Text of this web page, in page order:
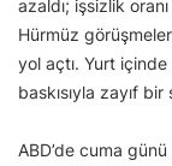
azaldı; işsizlik
Hürmüz
yol açtı. Yurt
baskısıyla zayıf
ABD’de cuma